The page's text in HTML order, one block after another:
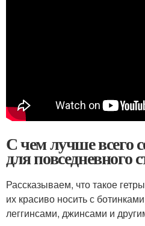
С чем лучше всего
для повседневного
Рассказываем, что такое
их красиво носить с
леггинсами, джинсами и